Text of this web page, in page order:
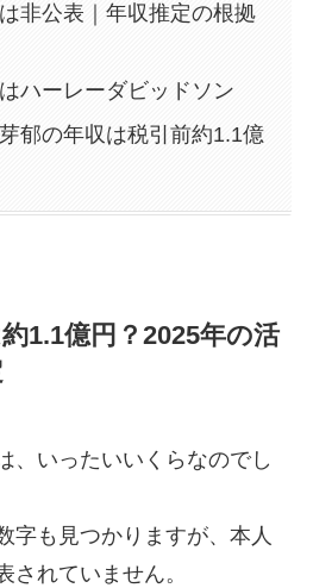
非公表｜年収推定の根拠
ハーレーダビッドソン
郁の年収は税引前約1.1億
1.1億円？2025年の活
、いったいいくらなのでし
字も見つかりますが、本人
されていません。